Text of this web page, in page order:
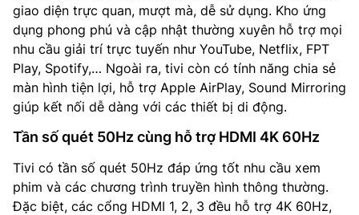
giao diện trực quan, mượt mà, dễ sử dụng. Kho ứng
dụng phong phú và cập nhật thường xuyên hỗ trợ mọi
nhu cầu giải trí trực tuyến như YouTube, Netflix, FPT
Play, Spotify,… Ngoài ra, tivi còn có tính năng chia sẻ
màn hình tiện lợi, hỗ trợ Apple AirPlay, Sound Mirroring
giúp kết nối dễ dàng với các thiết bị di động.
Tần số quét 50Hz cùng hỗ trợ HDMI 4K 60Hz
Tivi có tần số quét 50Hz đáp ứng tốt nhu cầu xem
phim và các chương trình truyền hình thông thường.
Đặc biệt, các cổng HDMI 1, 2, 3 đều hỗ trợ 4K 60Hz,